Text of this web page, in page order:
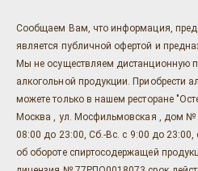
Сообщаем Вам, что информация,
является публичной офертой и
Мы не осуществляем дистанционную
алкогольной продукции. Приобрести
можете только в нашем ресторане
Москва , ул. Мосфильмовская , дом №
08:00 до 23:00, Сб.-Вс. с 9:00 до 23:00,
об обороте спиртосодержащей